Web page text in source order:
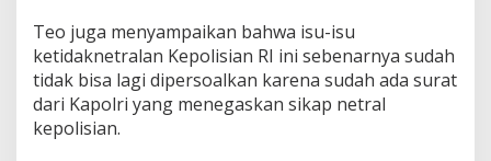
Teo juga menyampaikan bahwa isu-isu
ketidaknetralan Kepolisian RI ini sebenarnya sudah
tidak bisa lagi dipersoalkan karena sudah ada surat
dari Kapolri yang menegaskan sikap netral
kepolisian.